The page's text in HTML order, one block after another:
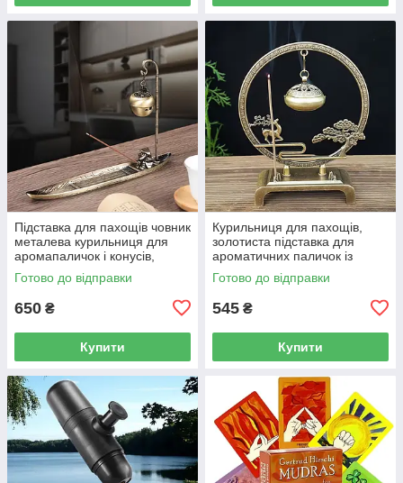
Підставка для пахощів човник
металева курильниця для
аромапаличок і конусів,
човен з рибалкою та
підвісною чашею 24 см
Готово до відправки
650 ₴
Купити
Курильниця для пахощів,
золотиста підставка для
ароматичних паличок із
підвісною чашею та декором
15,5 см
Готово до відправки
545 ₴
Купити